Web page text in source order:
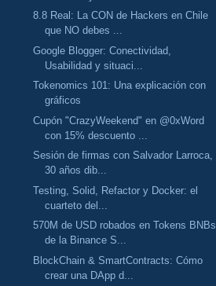
8.8 Real: La CON de Hackers en Chile
que NO debes ...
Google Blogger: Conectividad,
Usabilidad y situaci...
Tokenomics 101: Una explicación con
gráficos
Cupón "CrazyWeekend" en @0xWord
con 15% descuento ...
Sesión de firmas con Salvador Larroca,
30 años dib...
Testing, Solid, Refactor y Docker: el
cuarteto del...
570M de USD robados en Tokens BNBs
de la Binance S...
BlockChain & SmartContracts: Cómo
crear una DApp d...